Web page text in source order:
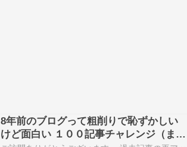
8年前のブログって粗削りで恥ずかしい
けど面白い １００記事チャレンジ（まと